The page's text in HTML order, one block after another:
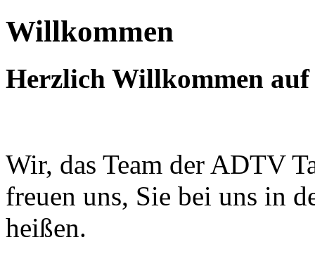
Willkommen
Herzlich Willkommen auf
Wir, das Team der ADTV
freuen uns, Sie bei uns in
heißen.